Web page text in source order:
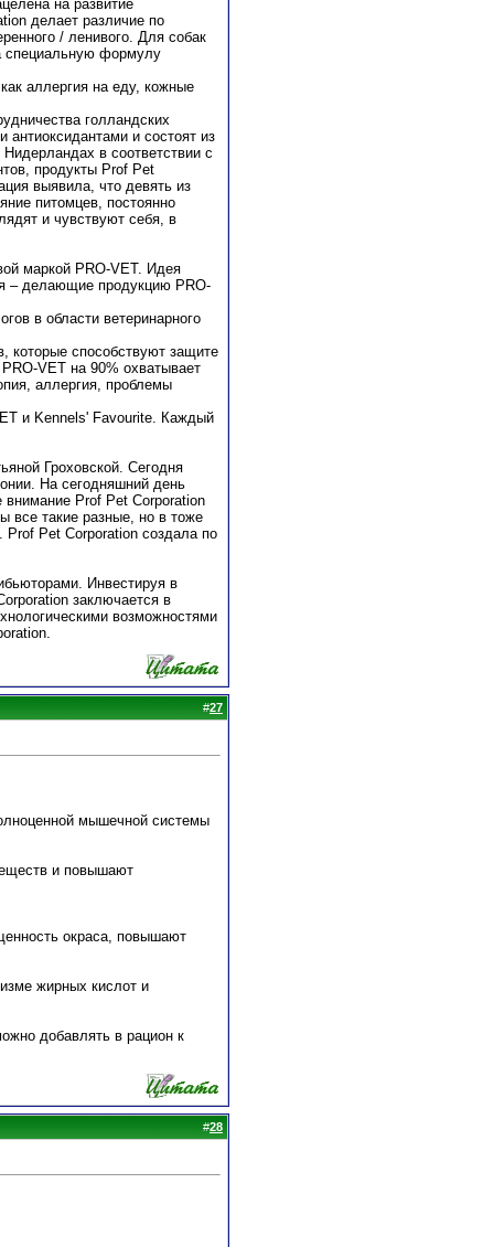
на развитие
делает различие по
/ ленивого. Для собак
специальную формулу
аллергия на еду, кожные
голландских
антиоксидантами и состоят из
в соответствии с
продукты Prof Pet
выявила, что девять из
питомцев, постоянно
и чувствуют себя, в
маркой PRO-VET. Идея
– делающие продукцию PRO-
в области ветеринарного
которые способствуют защите
VET на 90% охватывает
аллергия, проблемы
и Kennels' Favourite. Каждый
Гроховской. Сегодня
На сегодняшний день
Prof Pet Corporation
все такие разные, но в тоже
Pet Corporation создала по
Инвестируя в
заключается в
возможностями
#27
мышечной системы
и повышают
окраса, повышают
жирных кислот и
добавлять в рацион к
#28